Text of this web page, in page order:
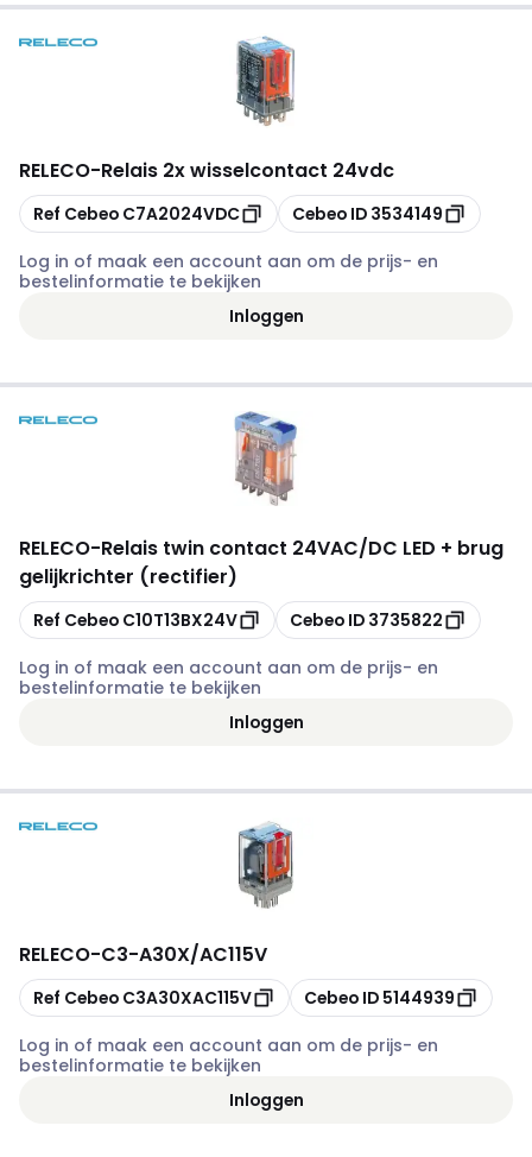
RELECO-Relais 2x wisselcontact 24vdc
Kopiëren
Ref Cebeo C7A2024VDC Kopiëren
Cebeo ID 3534149
Log in of maak een account aan om de prijs- en
bestelinformatie te bekijken
Inloggen
RELECO-Relais twin contact 24VAC/DC LED + brug
gelijkrichter (rectifier)
Kopiëren
Ref Cebeo C10T13BX24V Kopiëren
Cebeo ID 3735822
Log in of maak een account aan om de prijs- en
bestelinformatie te bekijken
Inloggen
RELECO-C3-A30X/AC115V
Kopiëren
Ref Cebeo C3A30XAC115V Kopiëren
Cebeo ID 5144939
Log in of maak een account aan om de prijs- en
bestelinformatie te bekijken
Inloggen